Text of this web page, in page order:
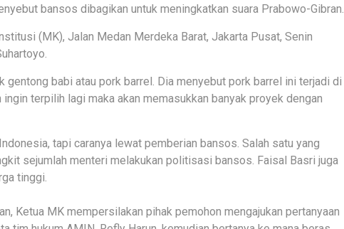
bansos dibagikan untuk meningkatkan suara Prabowo-Gibran.
(MK), Jalan Medan Merdeka Barat, Jakarta Pusat, Senin
gentong babi atau pork barrel. Dia menyebut pork barrel ini terjadi di
terpilih lagi maka akan memasukkan banyak proyek dengan
tapi caranya lewat pemberian bansos. Salah satu yang
sejumlah menteri melakukan politisasi bansos. Faisal Basri juga
tinggi.
Ketua MK mempersilakan pihak pemohon mengajukan pertanyaan